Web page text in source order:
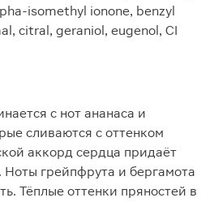
isomethyl ionone, benzyl
citral, geraniol, eugenol, CI
с нот ананаса и
сливаются с оттенком
аккорд сердца придаёт
грейпфрута и бергамота
Тёплые оттенки пряностей в